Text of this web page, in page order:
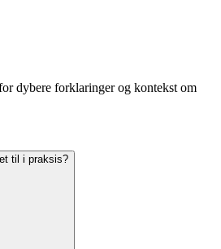
dybere forklaringer og kontekst om
til i praksis?